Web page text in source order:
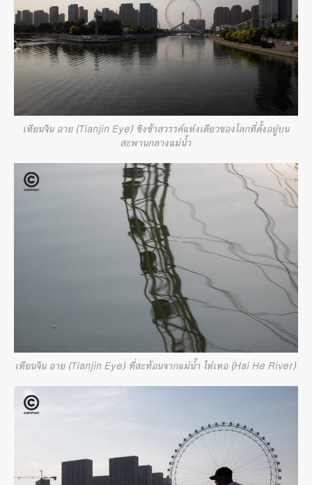
เทียนจิน อาย (Tianjin Eye) ชิงช้าสวรรค์แห่งเดียวของโลกที่ตั้งอยู่บน
สะพานกลางแม่น้ำ
เทียนจิน อาย (Tianjin Eye) ที่สะท้อนจากแม่น้ำ ไห่เหอ (Hai He River)